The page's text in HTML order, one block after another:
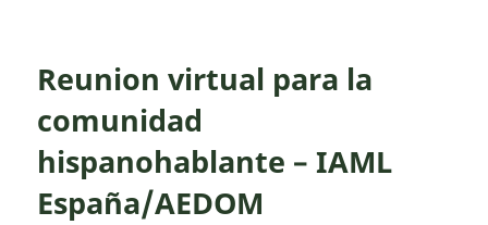
Reunion virtual para la
comunidad
hispanohablante – IAML
España/AEDOM